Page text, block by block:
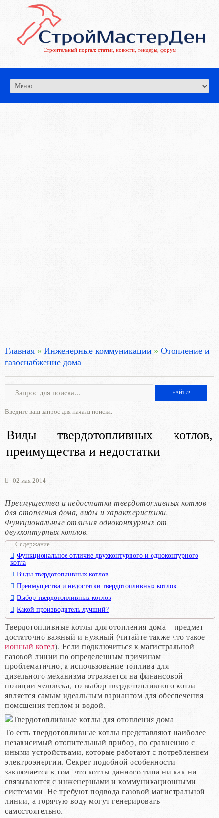
Строительный портал: статьи, новости, тендеры, форум
Главная » Инженерные коммуникации » Отопление и
газоснабжение дома
Введите ваш запрос для начала поиска.
Виды твердотопливных котлов,
преимущества и недостатки
02 мая 2014
Преимущества и недостатки твердотопливных котлов
для отопления дома, виды и характеристики.
Функциональные отличия одноконтурных от
двухконтурных котлов.
Содержание
Функциональное отличие двухконтурного и одноконтурного
котла
Виды твердотопливных котлов
Преимущества и недостатки твердотопливных котлов
Выбор твердотопливных котлов
Какой производитель лучший?
Твердотопливные котлы для отопления дома – предмет
достаточно важный и нужный (читайте также что такое
ионный котел). Если подключиться к магистральной
газовой линии по определенным причинам
проблематично, а использование топлива для
дизельного механизма отражается на финансовой
позиции человека, то выбор твердотопливного котла
является самым идеальным вариантом для обеспечения
помещения теплом и водой.
То есть твердотопливные котлы представляют наиболее
независимый отопительный прибор, по сравнению с
иными устройствами, которые работают с потреблением
электроэнергии. Секрет подобной особенности
заключается в том, что котлы данного типа ни как ни
связываются с инженерными и коммуникационными
системами. Не требуют подвода газовой магистральной
линии, а горячую воду могут генерировать
самостоятельно.